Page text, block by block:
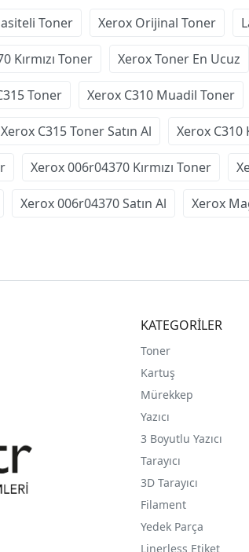
Toner Xerox Orijinal Toner
Kırmızı Toner Xerox Toner En Ucuz
Toner Xerox C310 Muadil Toner
Xerox C315 Toner Satın Al Xerox C310
Xerox 006r04370 Kırmızı Toner
Xerox 006r04370 Satın Al Xerox
KATEGORİLER
Toner
Kartuş
Mürekkep
Yazıcı
3 Boyutlu Yazıcı
Tarayıcı
3D Tarayıcı
Filament
Yedek Parça
Linerless Etiket